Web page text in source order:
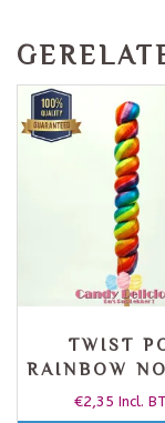
TWIST
RAINBOW
€2,35 Incl.